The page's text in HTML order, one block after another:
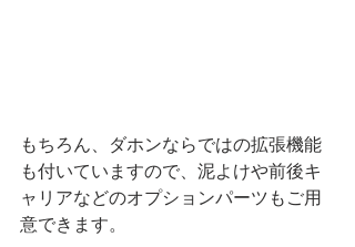
もちろん、ダホンならではの拡張機能
も付いていますので、泥よけや前後キ
ャリアなどのオプションパーツもご用
意できます。